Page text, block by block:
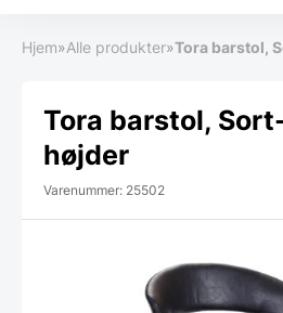
Hjem»Alle produkter»Tora barstol,
Tora barstol,
højder
Varenummer: 25502